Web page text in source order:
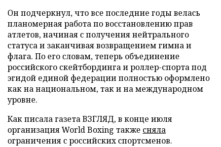
Он подчеркнул, что все последние годы велась
планомерная работа по восстановлению прав
атлетов, начиная с получения нейтрального
статуса и заканчивая возвращением гимна и
флага. По его словам, теперь объединение
российского скейтбординга и роллер-спорта под
эгидой единой федерации полностью оформлено
как на национальном, так и на международном
уровне.
Как писала газета ВЗГЛЯД, в конце июля
организация World Boxing также сняла
ограничения с российских спортсменов.